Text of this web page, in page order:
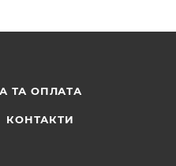
ТА ОПЛАТА
КОНТАКТИ